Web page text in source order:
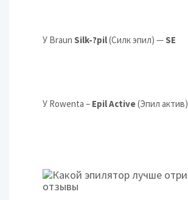
У Braun Silk-?pil(Силк эпил) —SE
У Rowenta – Epil Active(Эпил актив)